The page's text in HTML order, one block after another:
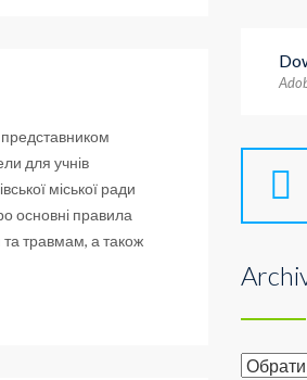
представником
для учнів
міської ради
основні правила
та травмам, а також
Archive